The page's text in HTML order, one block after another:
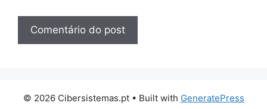
© 2026 Cibersistemas.pt• Built with GeneratePress